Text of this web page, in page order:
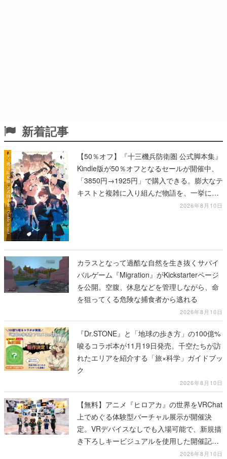
新着記事
【50％オフ】『十三機兵防衛圏 公式脚本集』
Kindle版が50％オフとなるセールが開催中、
「3850円→1925円」で購入できる。膨大なテ
キストと複雑に入り組んだ物語を、一挙に再
2026年8月10日
カラスとなって過酷な自然を生き抜くサバイ
バルゲーム『Migration』がKickstarterページ
を公開。空腹、休息などを管理しながら、命
を狙ってくる危険な捕食者から逃れる
2026年8月10日
『Dr.STONE』と「地球の歩き方」の100億%
唆るコラボ本が11月19日発売。千空たちが訪
れたエリアを紹介する「旅×科学」ガイドブッ
ク
2026年8月10日
【無料】アニメ『ヒロアカ』の世界をVRChat
上でめぐる体験型バーチャル展示が開催決
定。VRデバイスなしでも入場可能で、新規描
き下ろしキービジュアルを使用した開催記念
2026年8月10日